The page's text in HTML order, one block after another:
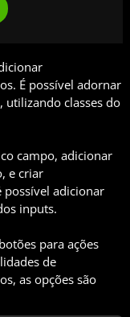
É possível adornar
utilizando classes do
campo, adicionar
e criar
possível adicionar
inputs.
para ações
de
as opções são